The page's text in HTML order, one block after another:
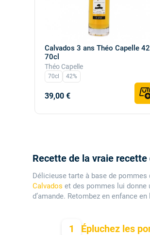
Calvados 3 ans Théo Capelle
70cl
Théo Capelle
70cl 42%
39,00 €
Recette de la vraie
Délicieuse tarte à base de
Calvados et des pommes lui donne
d’amande. Retombez en enfance
1 Épluchez les